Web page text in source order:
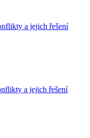
a jejich řešení
a jejich řešení